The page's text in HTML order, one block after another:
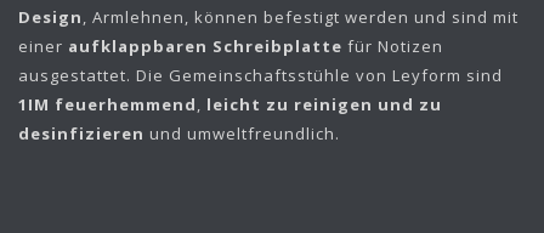
Design, Armlehnen, können befestigt werden und sind mit
einer aufklappbaren Schreibplatte für Notizen
ausgestattet. Die Gemeinschaftsstühle von Leyform sind
1IM feuerhemmend, leicht zu reinigen und zu
desinfizieren und umweltfreundlich.